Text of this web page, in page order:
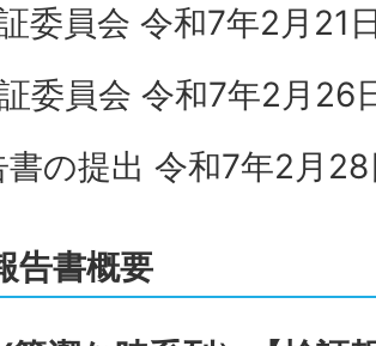
委員会 令和7年2月21
委員会 令和7年2月26
書の提出 令和7年2月
告書概要